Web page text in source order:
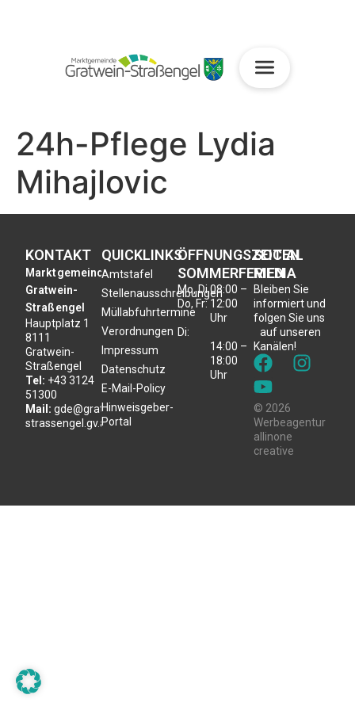
24h-Pflege Lydia
Mihajlovic
KONTAKT
Marktgemeinde
Gratwein-
Straßengel
Hauptplatz 1
8111
Gratwein-
Straßengel
Tel: +43 3124
51300
Mail: gde@gratwein-
strassengel.gv.at
QUICKLINKS
Amtstafel
Stellenausschreibungen
Müllabfuhrtermine
Verordnungen
Impressum
Datenschutz
E-Mail-Policy
Hinweisgeber-
Portal
ÖFFNUNGSZEITEN
SOMMERFERIEN
Mo, Di,
Do, Fr:
Di:
08:00 –
12:00
Uhr
14:00 –
18:00
Uhr
SOCIAL
MEDIA
Bleiben Sie
informiert und
folgen Sie uns
auf unseren
Kanälen!
© 2026
Werbeagentur
allinone
creative